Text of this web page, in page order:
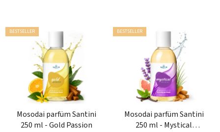
BESTSELLER
Mosodai parfüm Santini
250 ml - Gold Passion
BESTSELLER
Mosodai parfüm Santini
250 ml - Mystical